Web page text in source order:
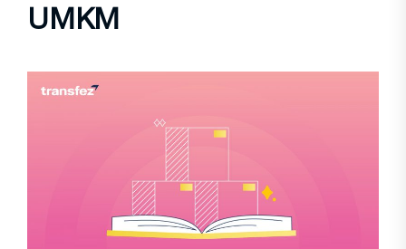
UMKM